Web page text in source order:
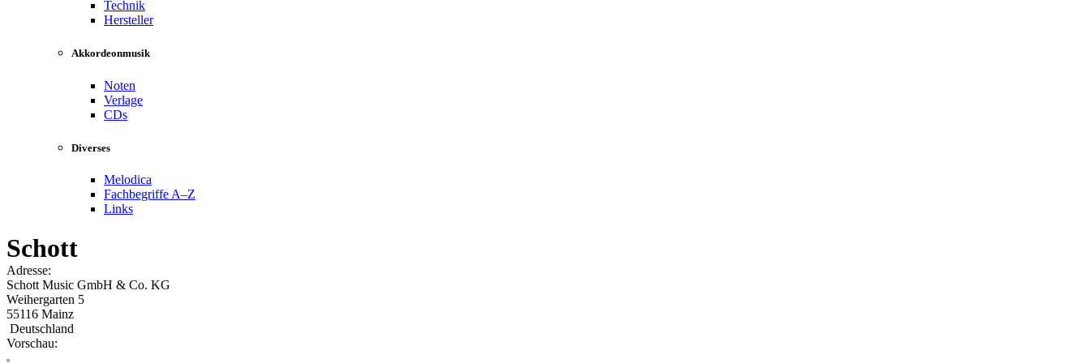
Technik
Hersteller
Akkordeonmusik
Noten
Verlage
CDs
Diverses
Melodica
Fachbegriffe A–Z
Links
Schott
Adresse:
Schott Music GmbH & Co. KG
Weihergarten 5
55116 Mainz
Deutschland
Vorschau: